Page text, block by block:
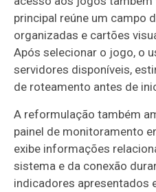
principal reúne um campo
organizadas e cartões
Após selecionar o jogo, o
servidores disponíveis,
de roteamento antes de
A reformulação também
painel de monitoramento
exibe informações
sistema e da conexão
indicadores apresentados